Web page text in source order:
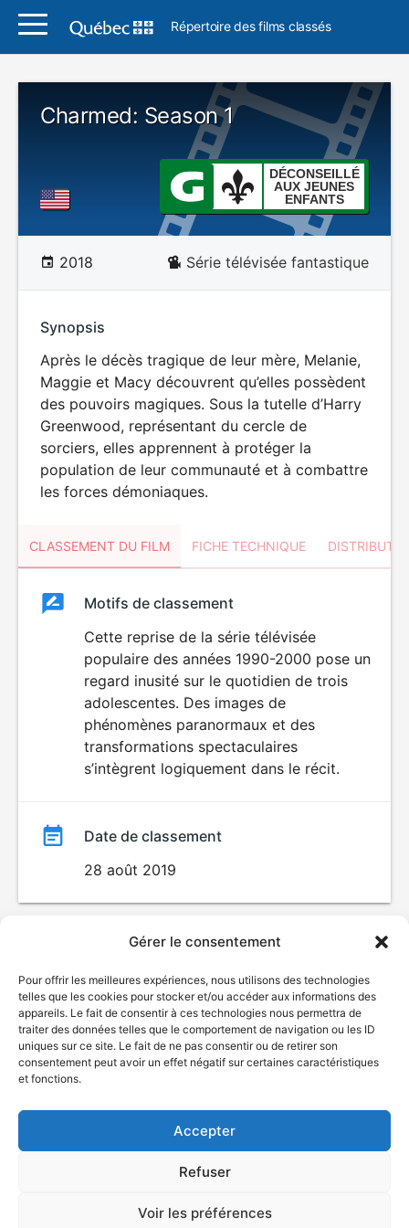
Gérer le consentement
Pour offrir les meilleures expériences, nous utilisons des technologies
telles que les cookies pour stocker et/ou accéder aux informations des
appareils. Le fait de consentir à ces technologies nous permettra de
traiter des données telles que le comportement de navigation ou les ID
uniques sur ce site. Le fait de ne pas consentir ou de retirer son
consentement peut avoir un effet négatif sur certaines caractéristiques
et fonctions.
Accepter
Refuser
Voir les préférences
Répertoire des films classés
Charmed: Season 1
DÉCONSEILLÉ
AUX JEUNES
ENFANTS
2018 Série télévisée fantastique
Synopsis
Après le décès tragique de leur mère, Melanie,
Maggie et Macy découvrent qu’elles possèdent
des pouvoirs magiques. Sous la tutelle d’Harry
Greenwood, représentant du cercle de
sorciers, elles apprennent à protéger la
population de leur communauté et à combattre
les forces démoniaques.
CLASSEMENT DU FILM FICHE TECHNIQUE
ClassementClassement
DÉCONSEILLÉ
AUX JEUNES
ENFANTS
Motifs de classement
Cette reprise de la série télévisée
populaire des années 1990-2000 pose un
regard inusité sur le quotidien de trois
adolescentes. Des images de
phénomènes paranormaux et des
transformations spectaculaires
s’intègrent logiquement dans le récit.
Date de classement
28 août 2019
© Gouvernement du Québec, 2026
Plan du site
Accès à l'information
Politique de confidentialité